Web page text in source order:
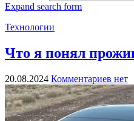
Expand search form
Технологии
Что я понял
20.08.2024 Комментариев нет